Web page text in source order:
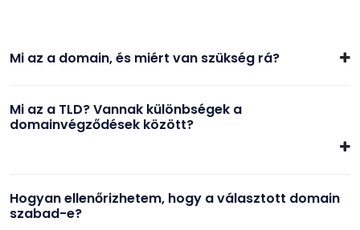
Mi az a domain, és miért van szükség rá?
Mi az a TLD? Vannak különbségek a
domainvégződések között?
Hogyan ellenőrizhetem, hogy a választott domain
szabad-e?